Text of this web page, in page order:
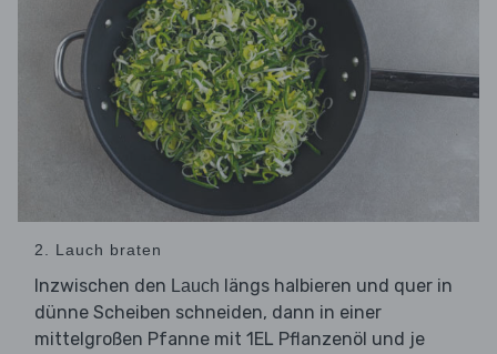
2. Lauch braten
Inzwischen den Lauch längs halbieren und quer in
dünne Scheiben schneiden, dann in einer
mittelgroßen Pfanne mit 1EL Pflanzenöl und je